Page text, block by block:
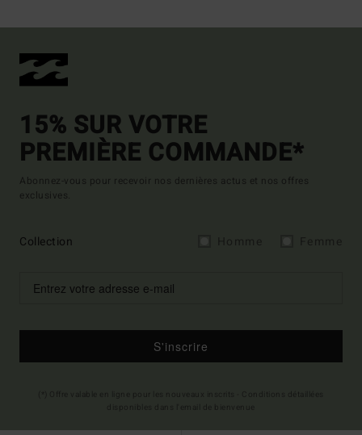
15% SUR VOTRE
PREMIÈRE COMMANDE*
Abonnez-vous pour recevoir nos dernières actus et nos offres
exclusives.
Collection
S'inscrire